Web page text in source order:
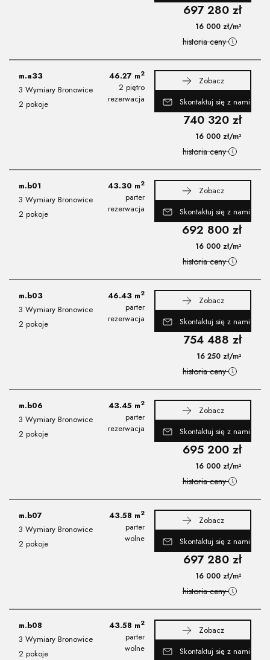
697 280 zł
16 000 zł/m²
historia ceny
m.a33
3 Wymiary Bronowice
2 pokoje
46.27 m2
2 piętro
rezerwacja
Zobacz
Skontaktuj się z nami
740 320 zł
16 000 zł/m²
historia ceny
m.b01
3 Wymiary Bronowice
2 pokoje
43.30 m2
parter
rezerwacja
Zobacz
Skontaktuj się z nami
692 800 zł
16 000 zł/m²
historia ceny
m.b03
3 Wymiary Bronowice
2 pokoje
46.43 m2
parter
rezerwacja
Zobacz
Skontaktuj się z nami
754 488 zł
16 250 zł/m²
historia ceny
m.b06
3 Wymiary Bronowice
2 pokoje
43.45 m2
parter
rezerwacja
Zobacz
Skontaktuj się z nami
695 200 zł
16 000 zł/m²
historia ceny
m.b07
3 Wymiary Bronowice
2 pokoje
43.58 m2
parter
wolne
Zobacz
Skontaktuj się z nami
697 280 zł
16 000 zł/m²
historia ceny
m.b08
3 Wymiary Bronowice
2 pokoje
43.58 m2
parter
wolne
Zobacz
Skontaktuj się z nami